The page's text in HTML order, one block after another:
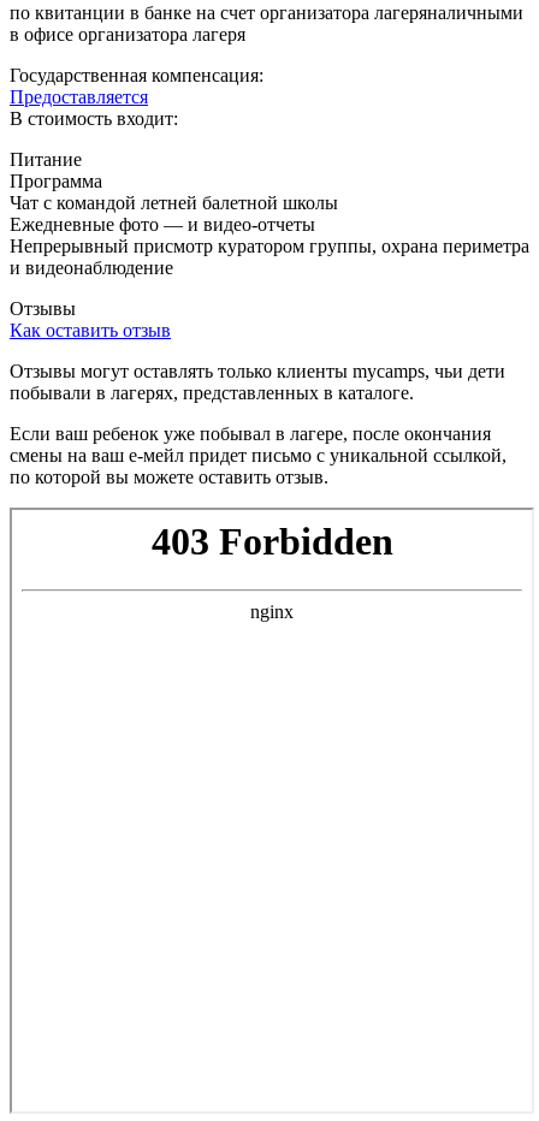
по квитанции в банке на счет организатора лагеряналичными
в офисе организатора лагеря
Государственная компенсация:
Предоставляется
В стоимость входит:
Питание
Программа
Чат с командой летней балетной школы
Ежедневные фото — и видео-отчеты
Непрерывный присмотр куратором группы, охрана периметра
и видеонаблюдение
Отзывы
Как оставить отзыв
Отзывы могут оставлять только клиенты mycamps, чьи дети
побывали в лагерях, представленных в каталоге.
Если ваш ребенок уже побывал в лагере, после окончания
смены на ваш е-мейл придет письмо с уникальной ссылкой,
по которой вы можете оставить отзыв.